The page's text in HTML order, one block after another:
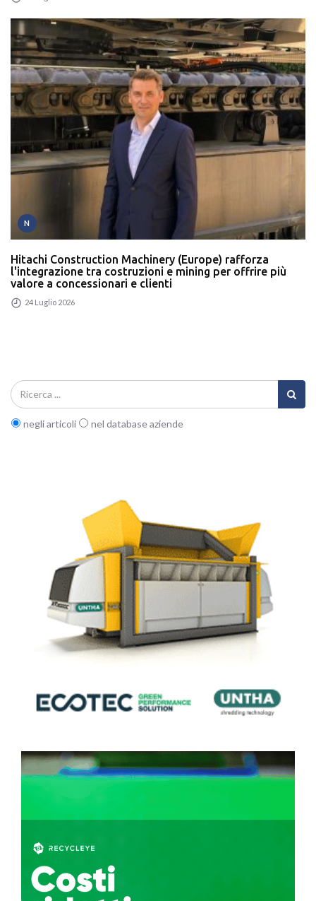
N
Hitachi Construction Machinery (Europe) rafforza
l'integrazione tra costruzioni e mining per offrire più
valore a concessionari e clienti
24 Luglio 2026
negli articoli nel database aziende